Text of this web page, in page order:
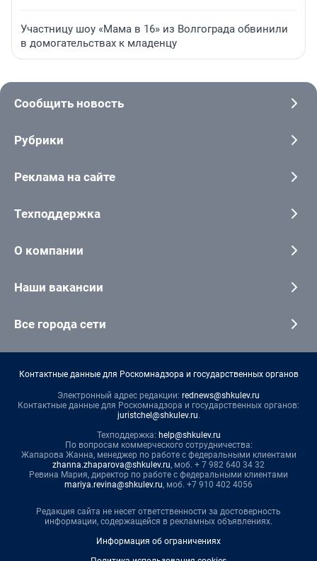
Участницу шоу «Мама в 16» из Волгограда обвинили
в домогательствах к младенцу
Сообщить новость
Рубрики
Реклама на сайте
Техподдержка
О компании
Наши вакансии
Все города сети
Контактные данные для Роскомнадзора и государственных органов
Электронный адрес редакции: rednews@shkulev.ru
Контактные данные для Роскомнадзора и государственных органов:
juristchel@shkulev.ru.
Техподдержка: help@shkulev.ru
По вопросам коммерческого сотрудничества:
Жапарова Жанна, менеджер по работе с федеральными клиентами
zhanna.zhaparova@shkulev.ru, моб. + 7 982 640 34 32
Ревина Мария, директор по работе с федеральными клиентами
mariya.revina@shkulev.ru, моб. +7 910 402 4056
Редакция сайта не несет ответственности за достоверность
информации, содержащейся в рекламных объявлениях.
Информация об ограничениях